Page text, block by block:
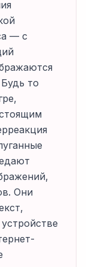
— с
то
Они